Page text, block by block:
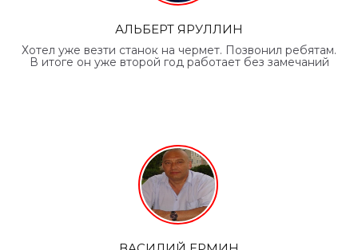
АЛЬБЕРТ ЯРУЛЛИН
Хотел уже везти станок на чермет. Позвонил ребятам.
В итоге он уже второй год работает без замечаний